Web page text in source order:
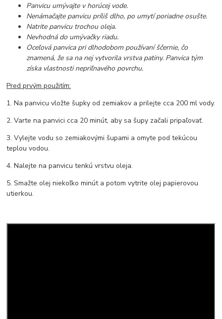
Panvicu umývajte v horúcej vode.
Nenámačajte panvicu príliš dlho, po umytí poriadne osušte.
Natrite panvicu trochou oleja.
Nevhodná do umývačky riadu.
Oceľová panvica pri dlhodobom používaní ščernie, čo
znamená, že sa na nej vytvorila vrstva patiny. Panvica tým
získa vlastnosti nepriľnavého povrchu.
Pred prvým použitím:
1. Na panvicu vložte šupky od zemiakov a prilejte cca 200 ml vody.
2. Varte na panvici cca 20 minút, aby sa šupy začali pripaľovať.
3. Vylejte vodu so zemiakovými šupami a omyte pod tekúcou
teplou vodou.
4. Nalejte na panvicu tenkú vrstvu oleja.
5. Smažte olej niekoľko minút a potom vytrite olej papierovou
utierkou.